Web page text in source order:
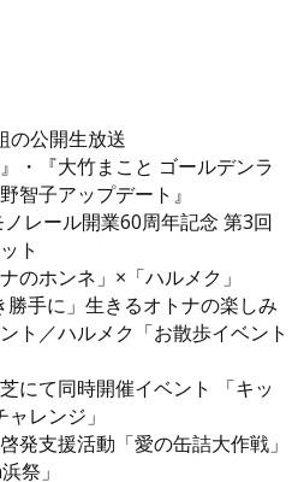
の公開生放送
・『大竹まこと ゴールデンラ
智子アップデート』
レール開業60周年記念 第3回
ト
のホンネ」×「ハルメク」
手に」生きるオトナの楽しみ
ト／ハルメク「お散歩イベント
にて同時開催イベント 「キッ
レンジ」
発支援活動「愛の缶詰大作戦」
祭」